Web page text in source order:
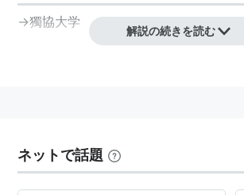
→獨協大学
解説の続きを読む
ネットで話題